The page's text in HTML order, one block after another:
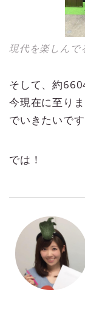
現代を楽しんで
そして、約
今現在に至り
でいきたいです
では！